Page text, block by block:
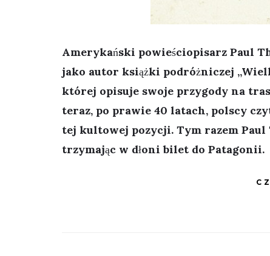
Amerykański powieściopisarz Paul
jako autor książki podróżniczej
której opisuje swoje przygody na
teraz, po prawie 40 latach, polscy
tej kultowej pozycji. Tym razem
trzymając w dłoni bilet do Patagonii.